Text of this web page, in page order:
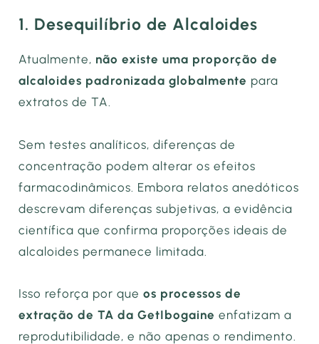
1. Desequilíbrio de Alcaloides
Atualmente, não existe uma proporção de
alcaloides padronizada globalmente para
extratos de TA.
Sem testes analíticos, diferenças de
concentração podem alterar os efeitos
farmacodinâmicos. Embora relatos anedóticos
descrevam diferenças subjetivas, a evidência
científica que confirma proporções ideais de
alcaloides permanece limitada.
Isso reforça por queos processos de
extração de TA da GetIbogaine enfatizam a
reprodutibilidade, e não apenas o rendimento.